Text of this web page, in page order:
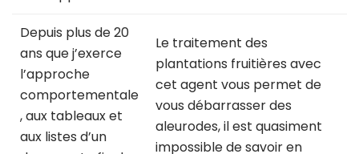
Depuis plus de 20
ans que j’exerce
l’approche
comportementale
, aux tableaux et
aux listes d’un
Le traitement des
plantations fruitières avec
cet agent vous permet de
vous débarrasser des
aleurodes, il est quasiment
impossible de savoir en